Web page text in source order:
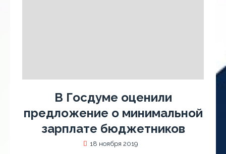
В Госдуме оценили
предложение о минимальной
зарплате бюджетников
18 ноября 2019